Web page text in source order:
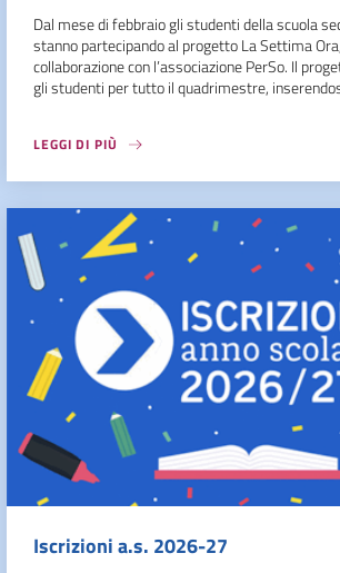
Dal mese di febbraio gli studenti della scuola
stanno partecipando al progetto La Settima
collaborazione con l’associazione PerSo. Il
gli studenti per tutto il quadrimestre,
LEGGI DI PIÙ
Iscrizioni a.s. 2026-27